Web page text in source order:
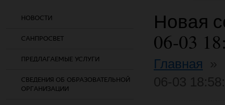
НОВОСТИ
САНПРОСВЕТ
ПРЕДЛАГАЕМЫЕ УСЛУГИ
СВЕДЕНИЯ ОБ ОБРАЗОВАТЕЛЬНОЙ
ОРГАНИЗАЦИИ
Новая
06-03
Главная